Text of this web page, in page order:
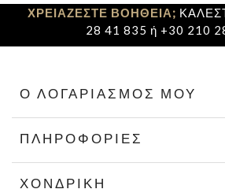
ΧΡΕΙΑΖΕΣΤΕ ΒΟΗΘΕΙΑ;
28 41 835 ή +30 210
Ο ΛΟΓΑΡΙΑΣΜΌΣ ΜΟΥ
ΠΛΗΡΟΦΟΡΊΕΣ
ΧΟΝΔΡΙΚΉ